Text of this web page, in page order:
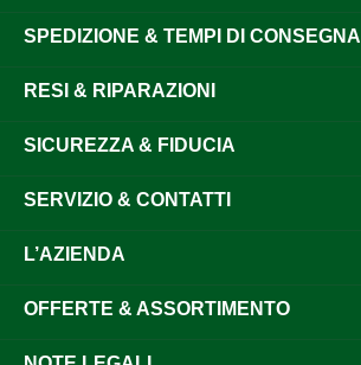
SPEDIZIONE & TEMPI DI CONSEGNA
RESI & RIPARAZIONI
SICUREZZA & FIDUCIA
SERVIZIO & CONTATTI
L’AZIENDA
OFFERTE & ASSORTIMENTO